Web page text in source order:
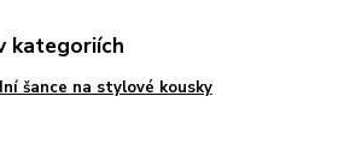
kategoriích
šance na stylové kousky